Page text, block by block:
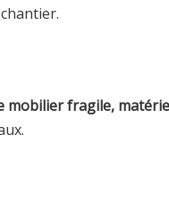
mobilier fragile,